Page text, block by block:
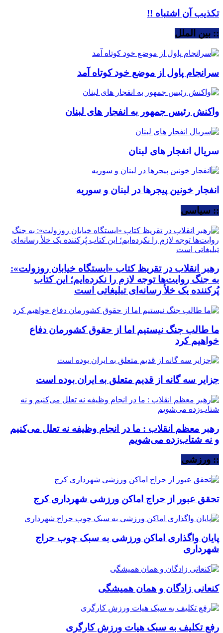
تکذیب آن اشتباه !!
:: بین الملل
سرانجام پاول از موضع خود کوتاه آمد
واکنش رئیس جمهور به انفجار های لبنان
سریال انفجار های لبنان
انفجار خونین پیجرها در لبنان و سوریه
:: سیاسی
رهبر انقلاب در تقریظ کتاب «ایستگاه خیابان روزولت»:
به جنگ روایت‌ها توجه لازم را نکرده‌ایم؛ این کتاب
پُرکننده‌ یک خلأ رسانه‌ای تبلیغاتی است
ما طالب جنگ نیستیم اما از حقوق کشورمان دفاع
خواهیم کرد
جزایر سه گانه از قدیم متعلق به ایران بوده است
رهبر معظم انقلاب : ما در انجام وظیفه نه تعلل می‌کنیم
و نه شتاب‌زده می‌شویم
:: ورزشی
تحقق عبور از حراج اماکن ورزشی شهرداری کرج
پایان واگذاری اماکن ورزشی به سبک چوب حراج
شهرداری
کنعانی زادگان و همان همیشگی
رفع تکلیف به سبک هیات ورزش کارگری